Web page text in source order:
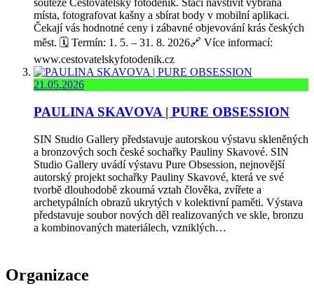
soutěže Cestovatelský fotodeník. Stačí navštívit vybraná
místa, fotografovat kašny a sbírat body v mobilní aplikaci.
Čekají vás hodnotné ceny i zábavné objevování krás českých
měst. 🗓️ Termín: 1. 5. – 31. 8. 2026🔗 Více informací:
www.cestovatelskyfotodenik.cz
21.05.2026
PAULINA SKAVOVA | PURE OBSESSION
SIN Studio Gallery představuje autorskou výstavu skleněných
a bronzových soch české sochařky Pauliny Skavové. SIN
Studio Gallery uvádí výstavu Pure Obsession, nejnovější
autorský projekt sochařky Pauliny Skavové, která ve své
tvorbě dlouhodobě zkoumá vztah člověka, zvířete a
archetypálních obrazů ukrytých v kolektivní paměti. Výstava
představuje soubor nových děl realizovaných ve skle, bronzu
a kombinovaných materiálech, vzniklých…
Organizace